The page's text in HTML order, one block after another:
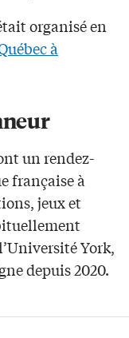
organisé en
à
un rendez-
française à
jeux et
York,
depuis 2020.